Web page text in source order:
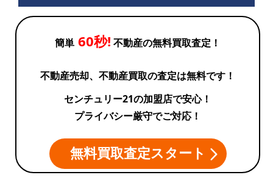
簡単 60秒! 不動産の無料買取査定！
不動産売却、不動産買取の査定は無料です！
センチュリー21の加盟店で安心！
プライバシー厳守でご対応！
無料買取査定スタート